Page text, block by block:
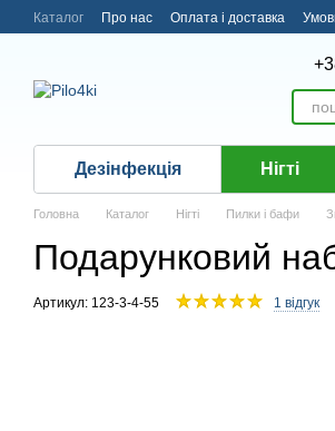
Перейти до основного контенту
Каталог Про нас Оплата і доставка
Дезінфекція Нігті
Головна Каталог Нігті Пилки і бафи
Подарунковий
Артикул: 123-3-4-55 1 відгук